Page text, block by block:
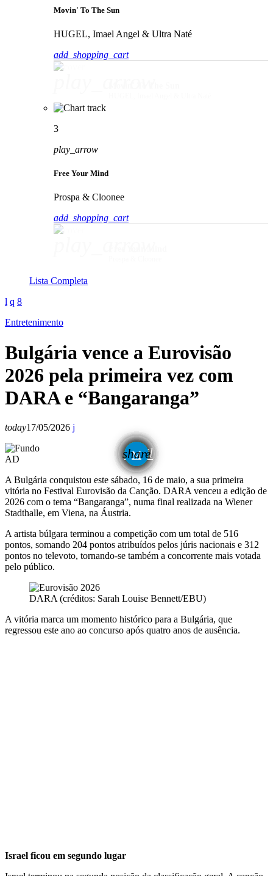
Movin' To The Sun
HUGEL, Imael Angel & Ultra Naté
add_shopping_cart
3
play_arrow
Free Your Mind
Prospa & Cloonee
add_shopping_cart
Lista Completa
Entretenimento
Bulgária vence a Eurovisão
2026 pela primeira vez com
DARA e “Bangaranga”
today17/05/2026
share
email
AD
A Bulgária conquistou este sábado, 16 de maio, a sua primeira
vitória no Festival Eurovisão da Canção. DARA venceu a edição de
2026 com o tema “Bangaranga”, numa final realizada na Wiener
Stadthalle, em Viena, na Áustria.
A artista búlgara terminou a competição com um total de 516
pontos, somando 204 pontos atribuídos pelos júris nacionais e 312
pontos no televoto, tornando-se também a concorrente mais votada
pelo público.
DARA (créditos: Sarah Louise Bennett/EBU)
A vitória marca um momento histórico para a Bulgária, que
regressou este ano ao concurso após quatro anos de ausência.
Israel ficou em segundo lugar